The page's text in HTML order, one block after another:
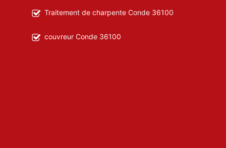
Traitement de charpente Conde 36100
couvreur Conde 36100